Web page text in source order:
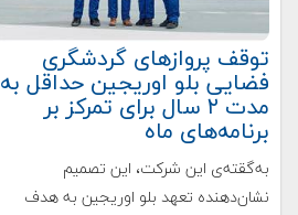
توقف پروازهای گردشگری
فضایی بلو اوریجین حداقل به
مدت ۲ سال برای تمرکز بر
برنامه‌های ماه
به‌گقته‌ی این شرکت، این تصمیم
نشان‌دهنده تعهد بلو اوریجین به هدف